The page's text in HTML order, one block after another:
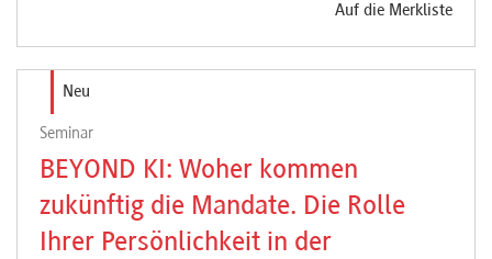
Auf die Merkliste
Neu
Seminar
BEYOND KI: Woher kommen
zukünftig die Mandate. Die Rolle
Ihrer Persönlichkeit in der